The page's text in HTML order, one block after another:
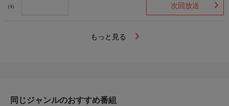
(4) 次回放送
もっと見る
同じジャンルのおすすめ番組